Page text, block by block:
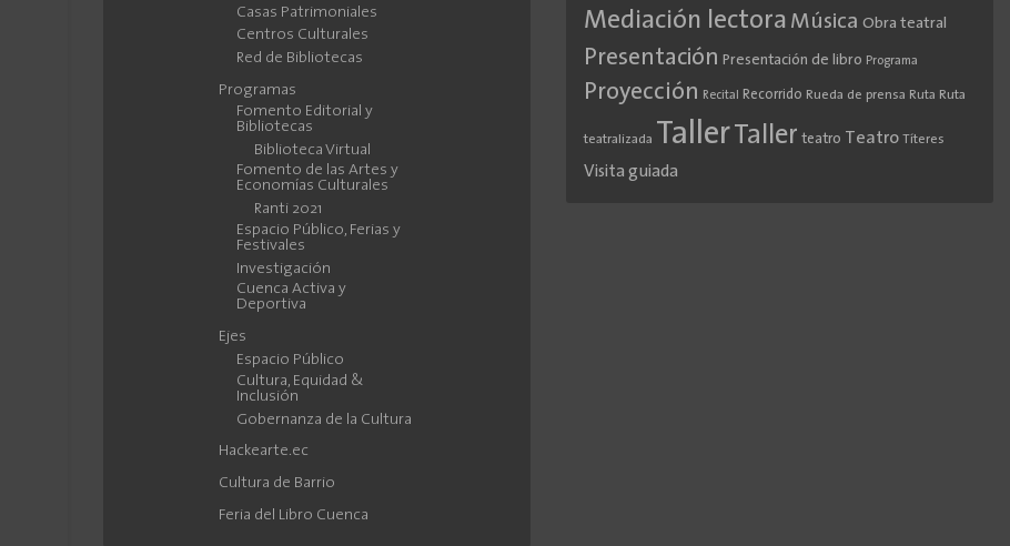
Casas Patrimoniales
Centros Culturales
Red de Bibliotecas
Programas
Fomento Editorial y
Bibliotecas
Biblioteca Virtual
Fomento de las Artes y
Economías Culturales
Ranti 2021
Espacio Público, Ferias y
Festivales
Investigación
Cuenca Activa y
Deportiva
Ejes
Espacio Público
Cultura, Equidad &
Inclusión
Gobernanza de la Cultura
Hackearte.ec
Cultura de Barrio
Feria del Libro Cuenca
Mediación lectora Música Obra teatral
Presentación Presentación de libro Programa
Proyección Recital Recorrido Rueda de prensa Ruta Ruta
teatralizada TallerTaller teatro Teatro Títeres
Visita guiada